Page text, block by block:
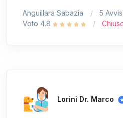
Anguillara Sabazia
5 Avvisi
Voto 4.8
Lorini Dr. Marco